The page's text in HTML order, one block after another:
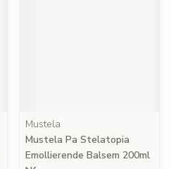
Mustela
Mustela Pa Stelatopia
Emollierende Balsem 200ml